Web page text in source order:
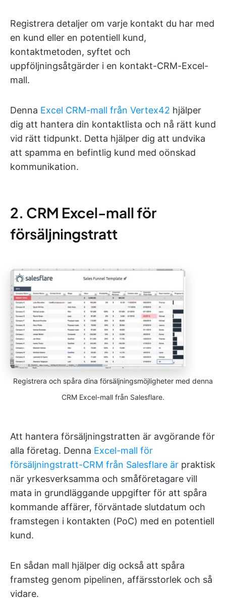
Registrera detaljer om varje kontakt du har med
en kund eller en potentiell kund,
kontaktmetoden, syftet och
uppföljningsåtgärder i en kontakt-CRM-Excel-
mall.
Denna Excel CRM-mall från Vertex42 hjälper
dig att hantera din kontaktlista och nå rätt kund
vid rätt tidpunkt. Detta hjälper dig att undvika
att spamma en befintlig kund med oönskad
kommunikation.
2. CRM Excel-mall för
försäljningstratt
Registrera och spåra dina försäljningsmöjligheter med denna
CRM Excel-mall från Salesflare.
Att hantera försäljningstratten är avgörande för
alla företag. Denna Excel-mall för
försäljningstratt-CRM från Salesflare är praktisk
när yrkesverksamma och småföretagare vill
mata in grundläggande uppgifter för att spåra
kommande affärer, förväntade slutdatum och
framstegen i kontakten (PoC) med en potentiell
kund.
En sådan mall hjälper dig också att spåra
framsteg genom pipelinen, affärsstorlek och så
vidare.